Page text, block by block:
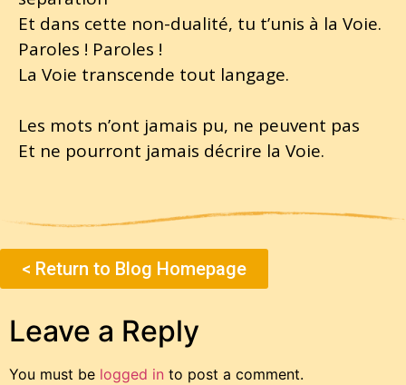
Et dans cette non-dualité, tu t’unis à la Voie.
Paroles ! Paroles !
La Voie transcende tout langage.
Les mots n’ont jamais pu, ne peuvent pas
Et ne pourront jamais décrire la Voie.
< Return to Blog Homepage
Leave a Reply
You must be logged in to post a comment.